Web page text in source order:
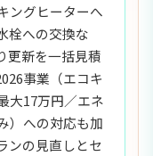
ングヒーターへ
栓への交換な
更新を一括見積
事業（エコキ
大17万円／エネ
）への対応も加
ンの見直しとセ